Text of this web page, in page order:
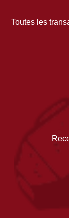
Toutes les